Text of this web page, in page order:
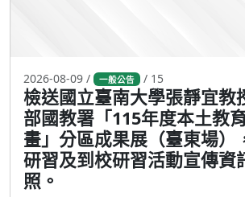
2026-08-09 / 一般公告 / 15
檢送國立臺南大學張靜宜教
部國教署「115年度本土教
畫」分區成果展（臺東場）
研習及到校研習活動宣傳資
照。